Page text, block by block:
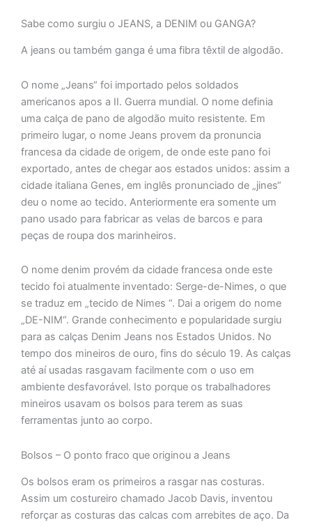
Sabe como surgiu o JEANS, a DENIM ou GANGA?
A jeans ou também ganga é uma fibra têxtil de algodão.
O nome „Jeans“ foi importado pelos soldados
americanos apos a II. Guerra mundial. O nome definia
uma calça de pano de algodão muito resistente. Em
primeiro lugar, o nome Jeans provem da pronuncia
francesa da cidade de origem, de onde este pano foi
exportado, antes de chegar aos estados unidos: assim a
cidade italiana Genes, em inglês pronunciado de „jines“
deu o nome ao tecido. Anteriormente era somente um
pano usado para fabricar as velas de barcos e para
peças de roupa dos marinheiros.
O nome denim provém da cidade francesa onde este
tecido foi atualmente inventado: Serge-de-Nimes, o que
se traduz em „tecido de Nimes “. Dai a origem do nome
„DE-NIM“. Grande conhecimento e popularidade surgiu
para as calças Denim Jeans nos Estados Unidos. No
tempo dos mineiros de ouro, fins do século 19. As calças
até aí usadas rasgavam facilmente com o uso em
ambiente desfavorável. Isto porque os trabalhadores
mineiros usavam os bolsos para terem as suas
ferramentas junto ao corpo.
Bolsos – O ponto fraco que originou a Jeans
Os bolsos eram os primeiros a rasgar nas costuras.
Assim um costureiro chamado Jacob Davis, inventou
reforçar as costuras das calcas com arrebites de aço. Da